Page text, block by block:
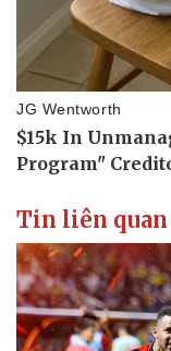
Tin liên quan